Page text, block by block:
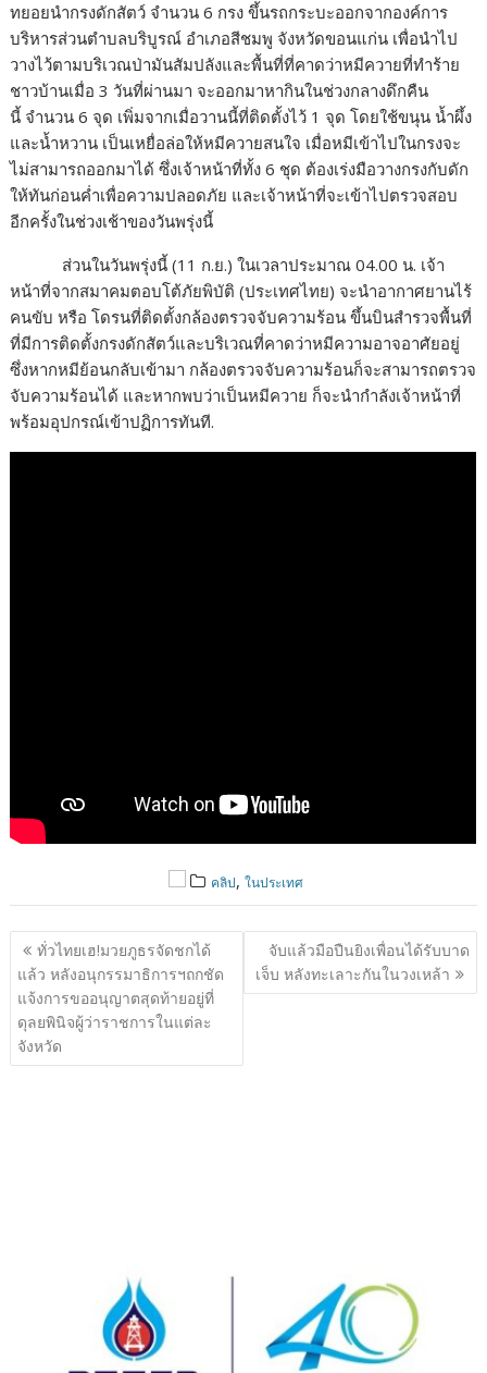
ทยอยนำกรงดักสัตว์ จำนวน 6 กรง ขึ้นรถกระบะออกจากองค์การ
บริหารส่วนตำบลบริบูรณ์ อำเภอสีชมพู จังหวัดขอนแก่น เพื่อนำไป
วางไว้ตามบริเวณป่ามันสัมปลังและพื้นที่ที่คาดว่าหมีควายที่ทำร้าย
ชาวบ้านเมื่อ 3 วันที่ผ่านมา จะออกมาหากินในช่วงกลางดึกคืน
นี้ จำนวน 6 จุด เพิ่มจากเมื่อวานนี้ที่ติดตั้งไว้ 1 จุด โดยใช้ขนุน น้ำผึ้ง
และน้ำหวาน เป็นเหยื่อล่อให้หมีควายสนใจ เมื่อหมีเข้าไปในกรงจะ
ไม่สามารถออกมาได้ ซึ่งเจ้าหน้าที่ทั้ง 6 ชุด ต้องเร่งมือวางกรงกับดัก
ให้ทันก่อนค่ำเพื่อความปลอดภัย และเจ้าหน้าที่จะเข้าไปตรวจสอบ
อีกครั้งในช่วงเช้าของวันพรุ่งนี้
ส่วนในวันพรุ่งนี้ (11 ก.ย.) ในเวลาประมาณ 04.00 น. เจ้า
หน้าที่จากสมาคมตอบโต้ภัยพิบัติ (ประเทศไทย) จะนำอากาศยานไร้
คนขับ หรือ โดรนที่ติดตั้งกล้องตรวจจับความร้อน ขึ้นบินสำรวจพื้นที่
ที่มีการติดตั้งกรงดักสัตว์และบริเวณที่คาดว่าหมีความอาจอาศัยอยู่
ซึ่งหากหมีย้อนกลับเข้ามา กล้องตรวจจับความร้อนก็จะสามารถตรวจ
จับความร้อนได้ และหากพบว่าเป็นหมีควาย ก็จะนำกำลังเจ้าหน้าที่
พร้อมอุปกรณ์เข้าปฏิการทันที.
คลิป, ในประเทศ
แนะแนว
เรื่อง
ทั่วไทยเฮ!มวยภูธรจัดชกได้
แล้ว หลังอนุกรรมาธิการฯถกชัด
แจ้งการขออนุญาตสุดท้ายอยู่ที่
ดุลยพินิจผู้ว่าราชการในแต่ละ
จังหวัด
จับแล้วมือปืนยิงเพื่อนได้รับบาด
เจ็บ หลังทะเลาะกันในวงเหล้า